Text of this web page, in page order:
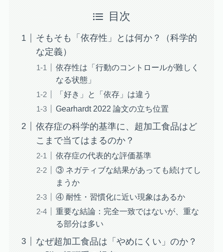
目次
そもそも「依存性」とは何か？（科学的
な定義）
依存性は「行動のコントロールが難しく
なる状態」
「好き」と「依存」は違う
Gearhardt 2022 論文の立ち位置
依存症の科学的基準に、超加工食品はど
こまで当てはまるのか？
依存症の代表的な評価基準
③ ネガティブな結果があっても続けてし
まうか
④ 耐性・習慣化に近い現象はあるか
重要な結論：完全一致ではないが、重な
る部分は多い
なぜ超加工食品は「やめにくい」のか？